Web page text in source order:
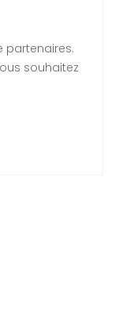
partenaires.
souhaitez